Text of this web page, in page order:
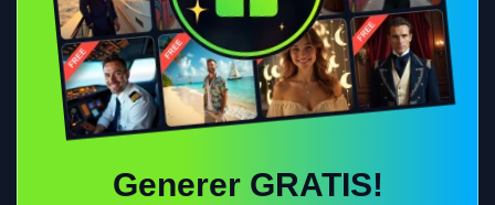
Generer GRATIS!